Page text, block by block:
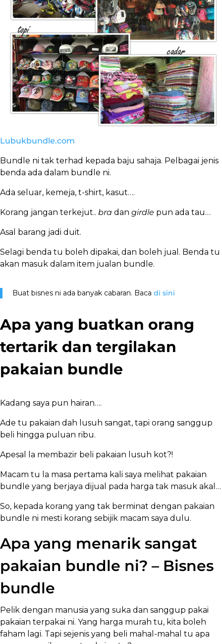
Lubukbundle.com
Bundle ni tak terhad kepada baju sahaja. Pelbagai jenis
benda ada dalam bundle ni.
Ada seluar, kemeja, t-shirt, kasut….
Korang jangan terkejut.. bra dan girdle pun ada tau…
Asal barang jadi duit.
Selagi benda tu boleh dipakai, dan boleh jual. Benda tu
akan masuk dalam item jualan bundle.
Buat bisnes ni ada banyak cabaran. Baca di sini
Apa yang buatkan orang
tertarik dan tergilakan
pakaian bundle
Kadang saya pun hairan….
Ade tu pakaian dah lusuh sangat, tapi orang sanggup
beli hingga puluan ribu.
Apesal la membazir beli pakaian lusuh kot?!
Macam tu la masa pertama kali saya melihat pakaian
bundle yang berjaya dijual pada harga tak masuk akal…
So, kepada korang yang tak berminat dengan pakaian
bundle ni mesti korang sebijik macam saya dulu.
Apa yang menarik sangat
pakaian bundle ni? – Bisnes
bundle
Pelik dengan manusia yang suka dan sanggup pakai
pakaian terpakai ni. Yang harga murah tu, kita boleh
faham lagi. Tapi sejenis yang beli mahal-mahal tu apa